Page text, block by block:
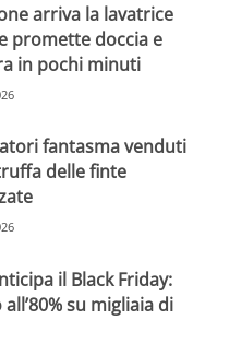
arriva la lavatrice
promette doccia e
in pochi minuti
fantasma venduti
delle finte
il Black Friday:
su migliaia di